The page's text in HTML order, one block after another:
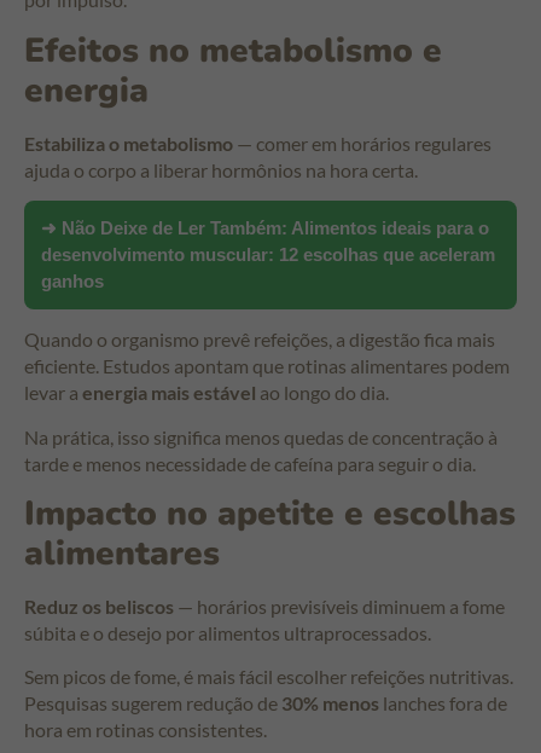
Efeitos no metabolismo e
energia
Estabiliza o metabolismo — comer em horários regulares
ajuda o corpo a liberar hormônios na hora certa.
➜ Não Deixe de Ler Também: Alimentos ideais para o
desenvolvimento muscular: 12 escolhas que aceleram
ganhos
Quando o organismo prevê refeições, a digestão fica mais
eficiente. Estudos apontam que rotinas alimentares podem
levar a energia mais estável ao longo do dia.
Na prática, isso significa menos quedas de concentração à
tarde e menos necessidade de cafeína para seguir o dia.
Impacto no apetite e escolhas
alimentares
Reduz os beliscos — horários previsíveis diminuem a fome
súbita e o desejo por alimentos ultraprocessados.
Sem picos de fome, é mais fácil escolher refeições nutritivas.
Pesquisas sugerem redução de 30% menos lanches fora de
hora em rotinas consistentes.